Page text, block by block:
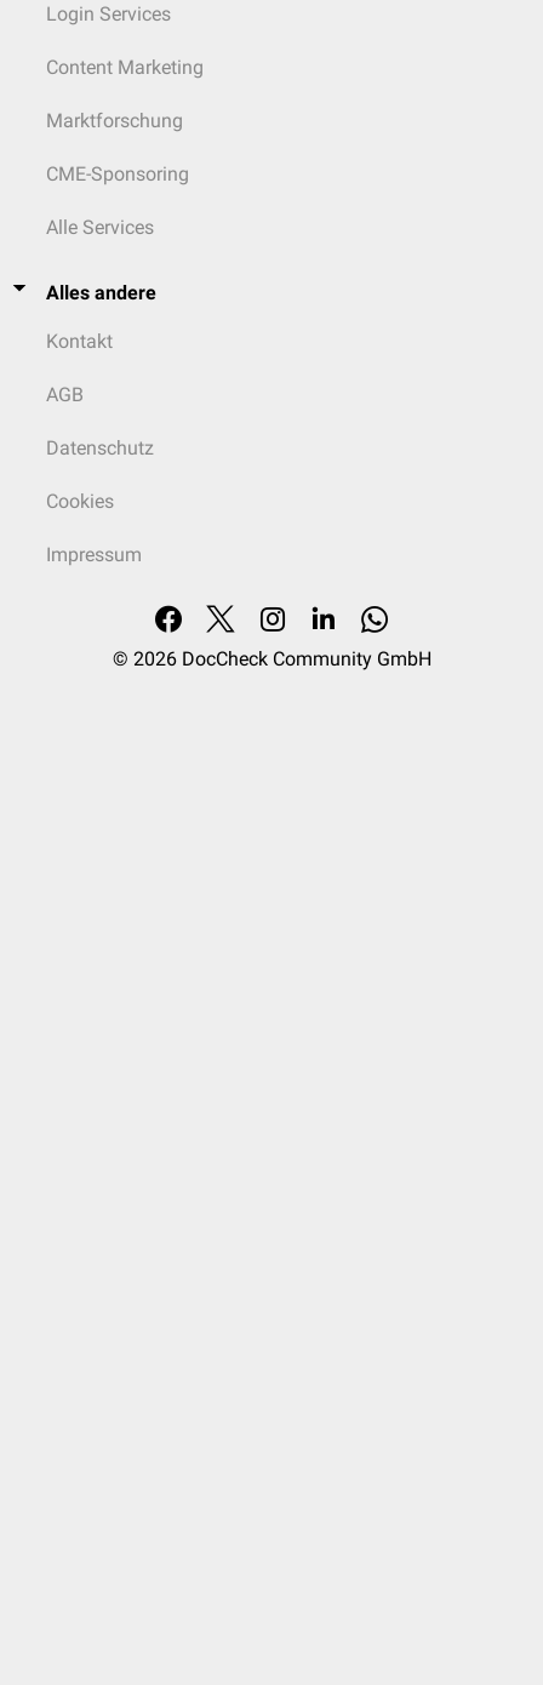
Login Services
Content Marketing
Marktforschung
CME-Sponsoring
Alle Services
Alles andere
Kontakt
AGB
Datenschutz
Cookies
Impressum
© 2026 DocCheck Community GmbH